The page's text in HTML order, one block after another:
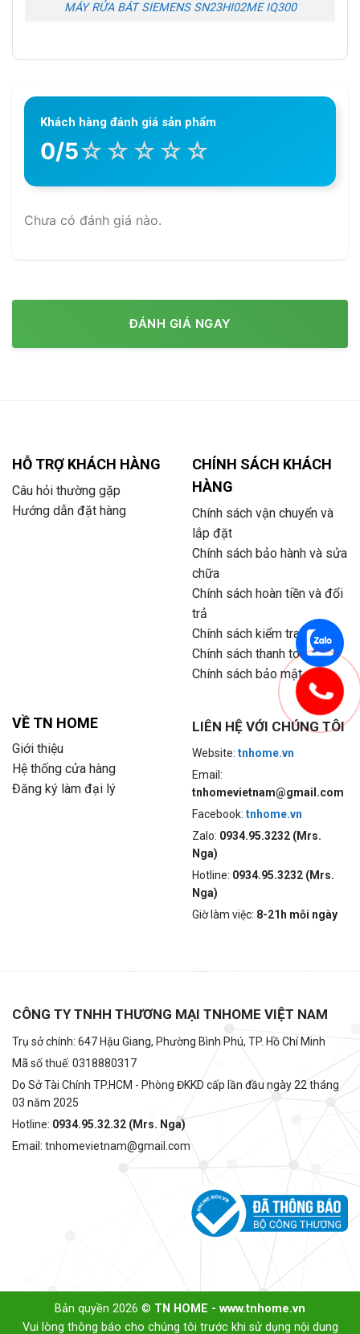
MÁY RỬA BÁT SIEMENS SN23HI02ME IQ300
Khách hàng đánh giá sản phẩm
0/5☆ ☆ ☆ ☆ ☆
Chưa có đánh giá nào.
ĐÁNH GIÁ NGAY
HỖ TRỢ KHÁCH HÀNG
Câu hỏi thường gặp
Hướng dẫn đặt hàng
CHÍNH SÁCH KHÁCH
HÀNG
Chính sách vận chuyển và
lắp đặt
Chính sách bảo hành và sửa
chữa
Chính sách hoàn tiền và đổi
trả
Chính sách kiểm tra hàng
Chính sách thanh toán
Chính sách bảo mật
VỀ TN HOME
Giới thiệu
Hệ thống cửa hàng
Đăng ký làm đại lý
LIÊN HỆ VỚI CHÚNG TÔI
Website: tnhome.vn
Email:
tnhomevietnam@gmail.com
Facebook: tnhome.vn
Zalo: 0934.95.3232 (Mrs.
Nga)
Hotline: 0934.95.3232 (Mrs.
Nga)
Giờ làm việc: 8-21h mỗi ngày
CÔNG TY TNHH THƯƠNG MẠI TNHOME VIỆT NAM
Trụ sở chính: 647 Hậu Giang, Phường Bình Phú, TP. Hồ Chí Minh
Mã số thuế: 0318880317
Do Sở Tài Chính TP.HCM - Phòng ĐKKD cấp lần đầu ngày 22 tháng
03 năm 2025
Hotline: 0934.95.32.32 (Mrs. Nga)
Email: tnhomevietnam@gmail.com
Bản quyền 2026 © TN HOME - www.tnhome.vn
Vui lòng thông báo cho chúng tôi trước khi sử dụng nội dung